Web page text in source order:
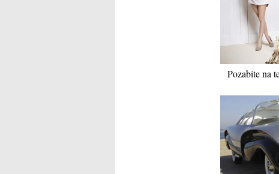
Pozabite na